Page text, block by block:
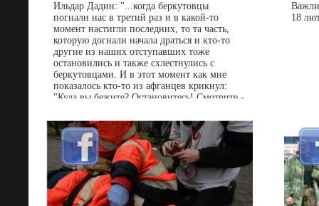
Ильдар Дадин: "...когда беркутовцы
погнали нас в третий раз и в какой-то
момент настигли последних, то та часть,
которую догнали начала драться и кто-то
другие из наших отступавших тоже
остановились и также схлестнулись с
беркутовцами. И в этот момент как мне
показалось кто-то из афганцев крикнул:
"Куда вы бежите? Остановитесь! Смотрите -
была хоть какая-то более менее настоящая
дисциплина, а не полная расхлябанность
при более показушных тренировках, то так
как нас на этом направлении поначалу было
раза в три больше противостоявших нам
беркутовцев, то несмотря на всю их
подготовку и экипировку, я уверен, что мы
смяли бы их подчистую" (с)
18